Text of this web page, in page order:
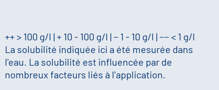
++ > 100 g/l | + 10 - 100 g/l | − 1 - 10 g/l | −− < 1 g/l
La solubilité indiquée ici a été mesurée dans
l'eau. La solubilité est influencée par de
nombreux facteurs liés à l'application.